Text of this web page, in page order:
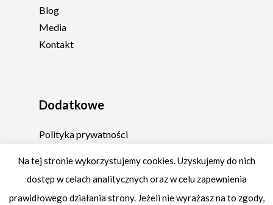
Blog
Media
Kontakt
Dodatkowe
Polityka prywatności
Na tej stronie wykorzystujemy cookies. Uzyskujemy do nich
dostęp w celach analitycznych oraz w celu zapewnienia
prawidłowego działania strony. Jeżeli nie wyrażasz na to zgody,